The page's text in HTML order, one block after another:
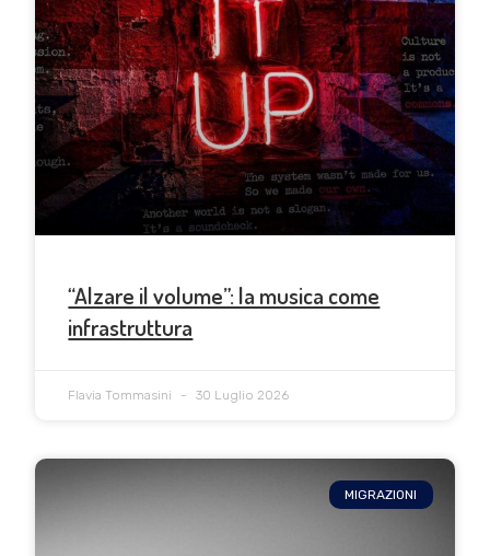
“Alzare il volume”: la musica come
infrastruttura
Flavia Tommasini 30 Luglio 2026
MIGRAZIONI